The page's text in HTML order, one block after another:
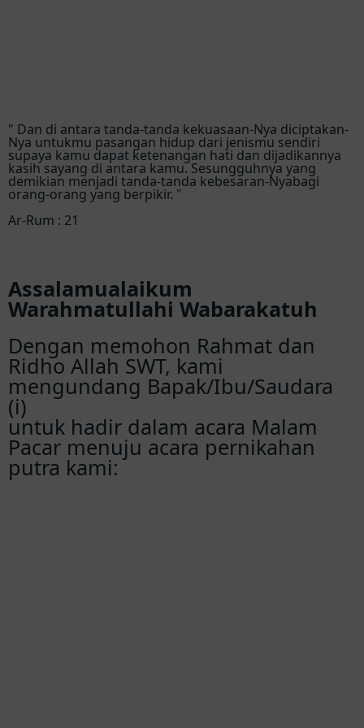
" Dan di antara tanda-tanda kekuasaan-Nya diciptakan-
Nya untukmu pasangan hidup dari jenismu sendiri
supaya kamu dapat ketenangan hati dan dijadikannya
kasih sayang di antara kamu. Sesungguhnya yang
demikian menjadi tanda-tanda kebesaran-Nyabagi
orang-orang yang berpikir. "
Ar-Rum : 21
Assalamualaikum
Warahmatullahi Wabarakatuh
Dengan memohon Rahmat dan
Ridho Allah SWT, kami
mengundang Bapak/Ibu/Saudara
(i)
untuk hadir dalam acara Malam
Pacar menuju acara pernikahan
putra kami: